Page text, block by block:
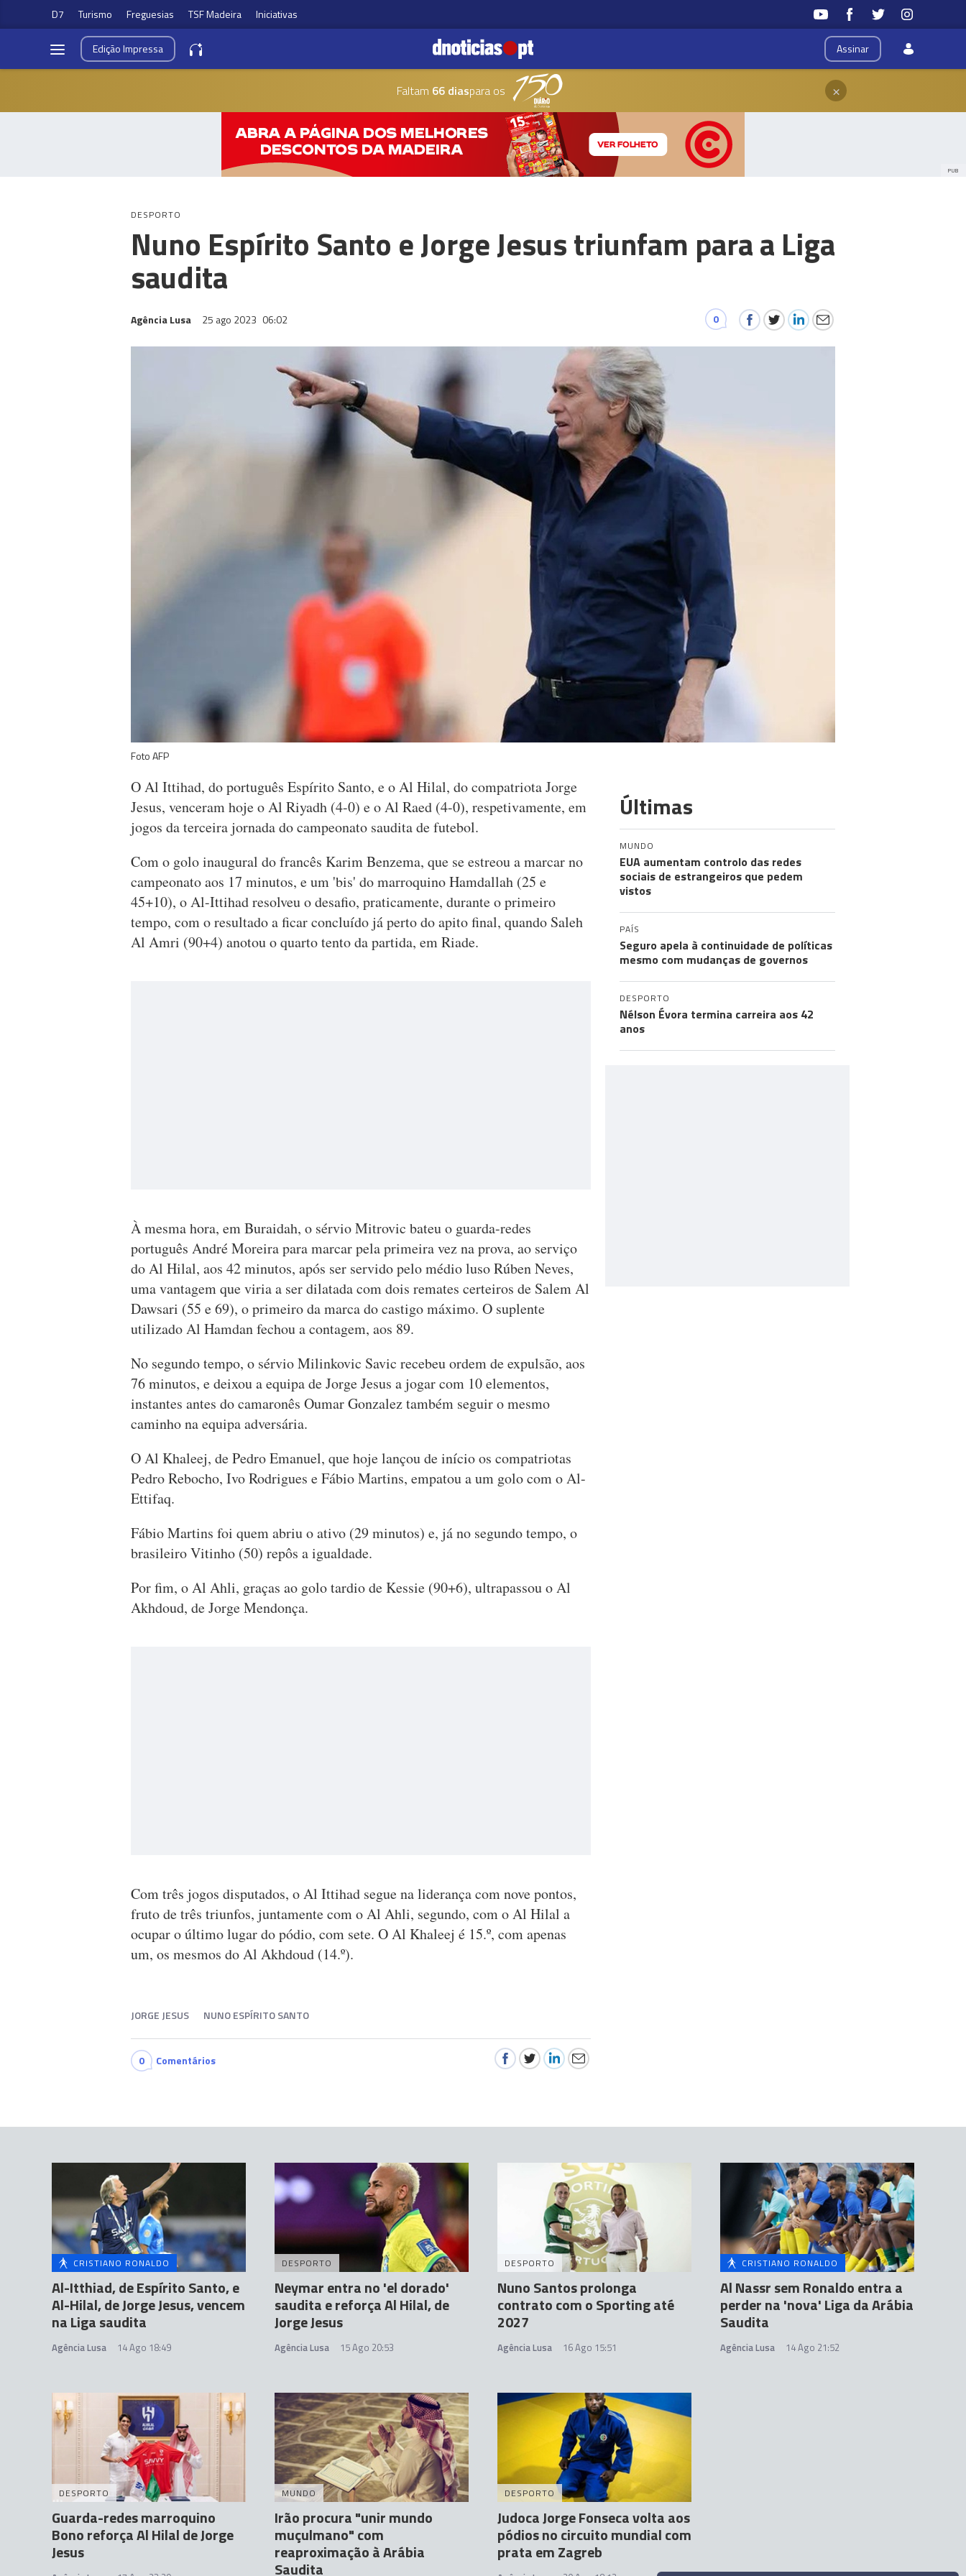
D7 Turismo Freguesias TSF Madeira Iniciativas
Assinar
EdiçãoImpressa
Faltam 66 diaspara os ×
PUB
DESPORTO
Nuno Espírito Santo e Jorge Jesus triunfam para a Liga
saudita
Agência Lusa 25 ago 2023 06:02 0
Foto AFP
O Al Ittihad, do português Espírito Santo, e o Al Hilal, do compatriota Jorge
Jesus, venceram hoje o Al Riyadh (4-0) e o Al Raed (4-0), respetivamente, em
jogos da terceira jornada do campeonato saudita de futebol.
Com o golo inaugural do francês Karim Benzema, que se estreou a marcar no
campeonato aos 17 minutos, e um 'bis' do marroquino Hamdallah (25 e
45+10), o Al-Ittihad resolveu o desafio, praticamente, durante o primeiro
tempo, com o resultado a ficar concluído já perto do apito final, quando Saleh
Al Amri (90+4) anotou o quarto tento da partida, em Riade.
À mesma hora, em Buraidah, o sérvio Mitrovic bateu o guarda-redes
português André Moreira para marcar pela primeira vez na prova, ao serviço
do Al Hilal, aos 42 minutos, após ser servido pelo médio luso Rúben Neves,
uma vantagem que viria a ser dilatada com dois remates certeiros de Salem Al
Dawsari (55 e 69), o primeiro da marca do castigo máximo. O suplente
utilizado Al Hamdan fechou a contagem, aos 89.
No segundo tempo, o sérvio Milinkovic Savic recebeu ordem de expulsão, aos
76 minutos, e deixou a equipa de Jorge Jesus a jogar com 10 elementos,
instantes antes do camaronês Oumar Gonzalez também seguir o mesmo
caminho na equipa adversária.
O Al Khaleej, de Pedro Emanuel, que hoje lançou de início os compatriotas
Pedro Rebocho, Ivo Rodrigues e Fábio Martins, empatou a um golo com o Al-
Ettifaq.
Fábio Martins foi quem abriu o ativo (29 minutos) e, já no segundo tempo, o
brasileiro Vitinho (50) repôs a igualdade.
Por fim, o Al Ahli, graças ao golo tardio de Kessie (90+6), ultrapassou o Al
Akhdoud, de Jorge Mendonça.
Com três jogos disputados, o Al Ittihad segue na liderança com nove pontos,
fruto de três triunfos, juntamente com o Al Ahli, segundo, com o Al Hilal a
ocupar o último lugar do pódio, com sete. O Al Khaleej é 15.º, com apenas
um, os mesmos do Al Akhdoud (14.º).
JORGE JESUS NUNO ESPÍRITO SANTO
0 Comentários
Últimas
MUNDO
EUA aumentam controlo das redes
sociais de estrangeiros que pedem
vistos
PAÍS
Seguro apela à continuidade de políticas
mesmo com mudanças de governos
DESPORTO
Nélson Évora termina carreira aos 42
anos
CRISTIANO RONALDO
Al-Itthiad, de Espírito Santo, e
Al-Hilal, de Jorge Jesus, vencem
na Liga saudita
Agência Lusa 14 Ago 18:49
DESPORTO
Neymar entra no 'el dorado'
saudita e reforça Al Hilal, de
Jorge Jesus
Agência Lusa 15 Ago 20:53
DESPORTO
Nuno Santos prolonga
contrato com o Sporting até
2027
Agência Lusa 16 Ago 15:51
CRISTIANO RONALDO
Al Nassr sem Ronaldo entra a
perder na 'nova' Liga da Arábia
Saudita
Agência Lusa 14 Ago 21:52
DESPORTO
Guarda-redes marroquino
Bono reforça Al Hilal de Jorge
Jesus
MUNDO
Irão procura "unir mundo
muçulmano" com
reaproximação à Arábia
Saudita
DESPORTO
Judoca Jorge Fonseca volta aos
pódios no circuito mundial com
prata em Zagreb